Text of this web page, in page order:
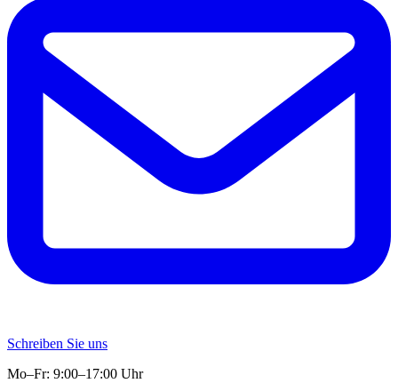
Schreiben Sie uns
Mo–Fr: 9:00–17:00 Uhr